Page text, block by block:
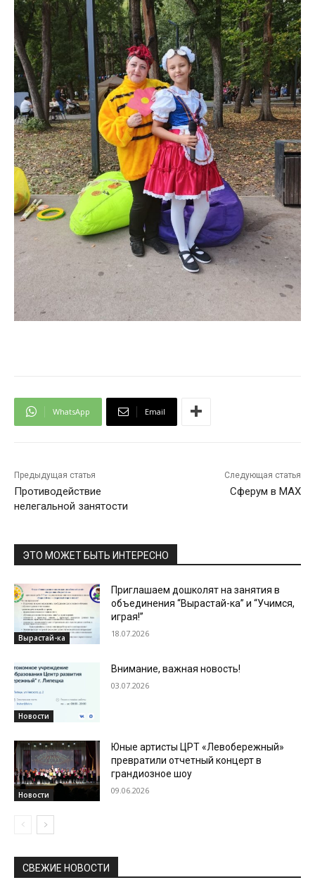
WhatsApp Email
Предыдущая статья
Противодействие
нелегальной занятости
Следующая статья
Сферум в MAX
ЭТО МОЖЕТ БЫТЬ ИНТЕРЕСНО
Вырастай-ка
Приглашаем дошколят на занятия в
объединения “Вырастай-ка” и “Учимся,
играя!”
18.07.2026
Новости
Внимание, важная новость!
03.07.2026
Новости
Юные артисты ЦРТ «Левобережный»
превратили отчетный концерт в
грандиозное шоу
09.06.2026
СВЕЖИЕ НОВОСТИ